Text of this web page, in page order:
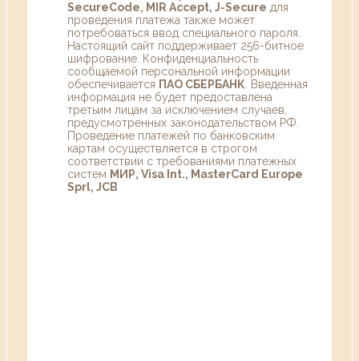
SecureCode, MIR Accept, J-Secure для
проведения платежа также может
потребоваться ввод специального пароля.
Настоящий сайт поддерживает 256-битное
шифрование. Конфиденциальность
сообщаемой персональной информации
обеспечивается ПАО СБЕРБАНК . Введенная
информация не будет предоставлена
третьим лицам за исключением случаев,
предусмотренных законодательством РФ.
Проведение платежей по банковским
картам осуществляется в строгом
соответствии с требованиями платежных
систем МИР, Visa Int., MasterCard Europe
Sprl, JCB